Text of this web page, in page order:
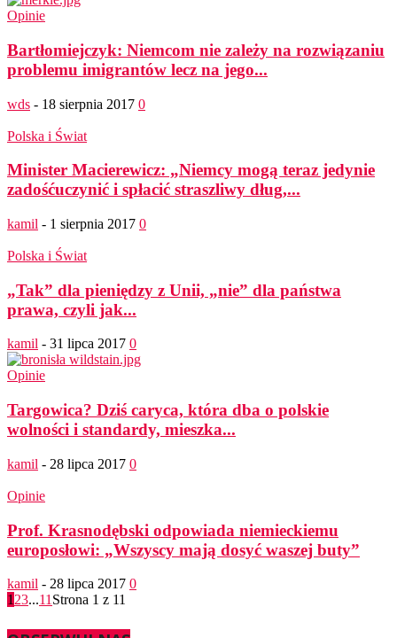
Opinie
Bartłomiejczyk: Niemcom nie zależy na rozwiązaniu
problemu imigrantów lecz na jego...
wds - 18 sierpnia 2017 0
Polska i Świat
Minister Macierewicz: „Niemcy mogą teraz jedynie
zadośćuczynić i spłacić straszliwy dług,...
kamil - 1 sierpnia 2017 0
Polska i Świat
„Tak” dla pieniędzy z Unii, „nie” dla państwa
prawa, czyli jak...
kamil - 31 lipca 2017 0
Opinie
Targowica? Dziś caryca, która dba o polskie
wolności i standardy, mieszka...
kamil - 28 lipca 2017 0
Opinie
Prof. Krasnodębski odpowiada niemieckiemu
europosłowi: „Wszyscy mają dosyć waszej buty”
kamil - 28 lipca 2017 0
1 23...11 Strona 1 z 11